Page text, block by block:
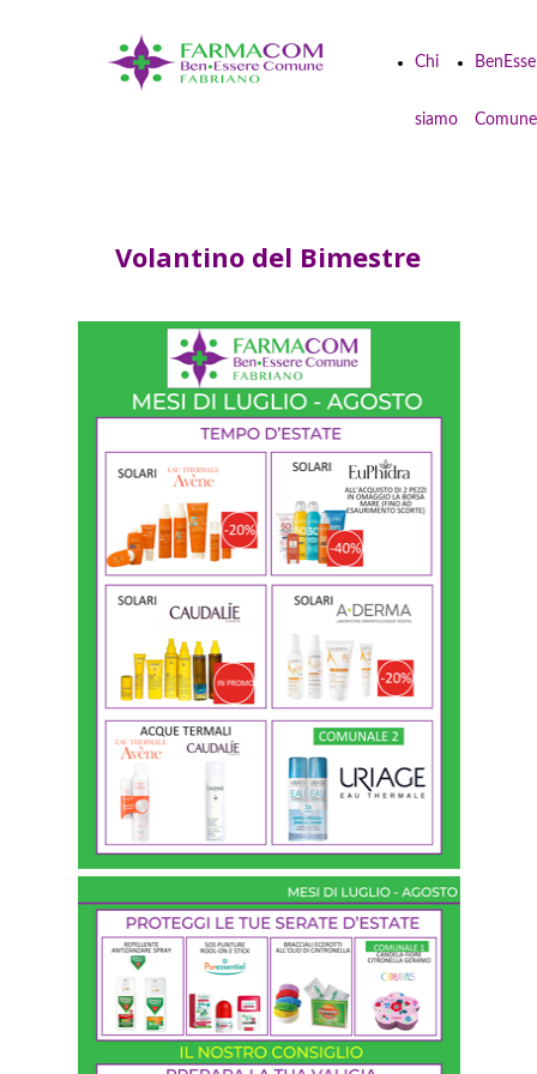
Chi
siamo Comune
Volantino del Bimestre